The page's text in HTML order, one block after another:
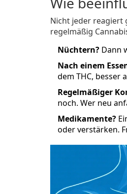
Nicht jeder reagiert
regelmäßig
Nüchtern? Dann
Nach einem
dem THC, besser
Regelmäßiger
noch. Wer neu
Medikamente?
oder verstärken.